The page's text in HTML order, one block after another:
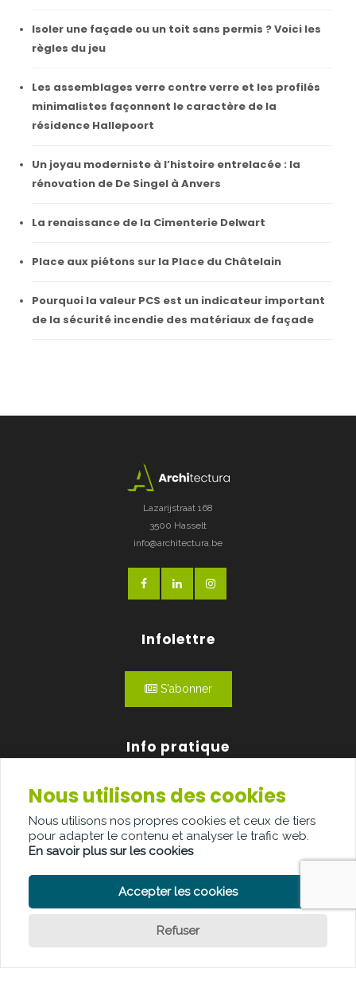
Isoler une façade ou un toit sans permis ? Voici les
règles du jeu
Les assemblages verre contre verre et les profilés
minimalistes façonnent le caractère de la
résidence Hallepoort
Un joyau moderniste à l’histoire entrelacée : la
rénovation de De Singel à Anvers
La renaissance de la Cimenterie Delwart
Place aux piétons sur la Place du Châtelain
Pourquoi la valeur PCS est un indicateur important
de la sécurité incendie des matériaux de façade
Lazarijstraat 168
3500 Hasselt
info@architectura.be
Infolettre
S'abonner
Info pratique
Qui sommes-nous?
Publicité
Contact
POLITIQUE DE CONFIDENTIALITÉ
Nous utilisons des cookies
Nous utilisons nos propres cookies et ceux de tiers
pour adapter le contenu et analyser le trafic web.
En savoir plus sur les cookies
Accepter les cookies
Refuser